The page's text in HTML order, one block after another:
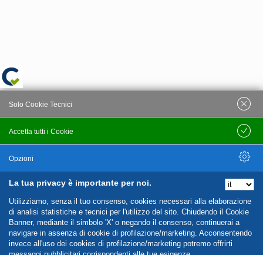
La tua privacy è importante per noi.
Utilizziamo, senza il tuo consenso, cookies necessari alla elaborazione
di analisi statistiche e tecnici per l'utilizzo del sito. Chiudendo il Cookie
Banner, mediante il simbolo 'X' o negando il consenso, continuerai a
navigare in assenza di cookie di profilazione/marketing. Acconsentendo
invece all'uso dei cookies di profilazione/marketing potremo offrirti
Accetta tutti i Cookie
Solo Cookie Tecnici
Salva
Opzioni
Nascondi Opzioni